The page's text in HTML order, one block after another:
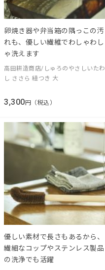
卵焼き器や弁当箱の隅っこの汚
れも、優しい繊維でわしゃわし
ゃ洗えます
高田耕造商店/しゅろのやさしいたわ
し ささら 紐つき 大
3,300 円（税込）
優しい素材で長さもあるから、
繊細なコップやステンレス製品
の洗浄でも活躍